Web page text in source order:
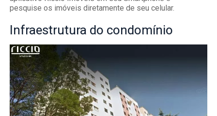
pesquise os imóveis diretamente de seu celular.
Infraestrutura do condomínio